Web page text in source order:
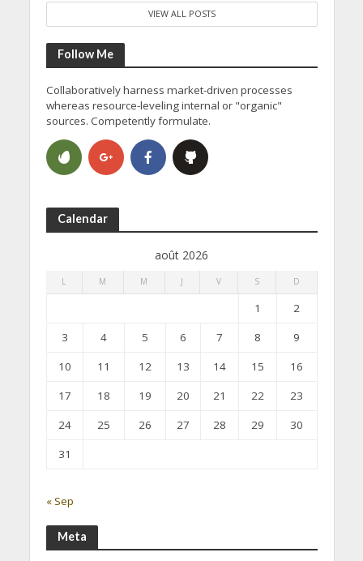
VIEW ALL POSTS
Follow Me
Collaboratively harness market-driven processes
whereas resource-leveling internal or "organic"
sources. Competently formulate.
Calendar
août 2026
L M M J V S D
1
2
3
4 5 6 7 8
9
10
11 12 13 14 15
16
17
18 19 20 21 22
23
24
25 26 27 28 29
30
31
« Sep
Meta